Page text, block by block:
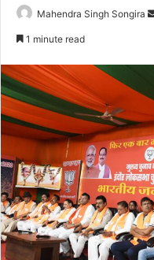
Mahendra Singh Songira
1 minute read